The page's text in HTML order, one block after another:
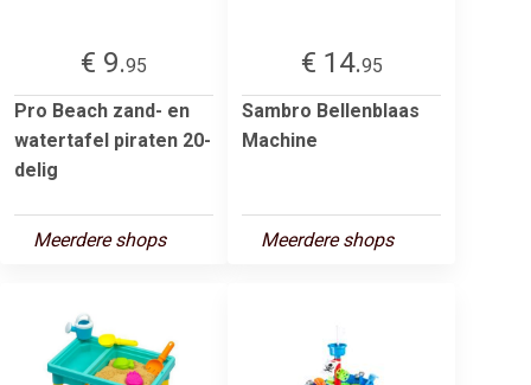
€ 9.95
Pro Beach zand- en
watertafel piraten 20-
delig
Meerdere shops
€ 14.95
Sambro Bellenblaas
Machine
Meerdere shops